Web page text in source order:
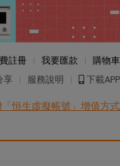
註冊 我要匯款
購物車
享 服務說明 下載APP
「恒生虛擬帳號」增值方式